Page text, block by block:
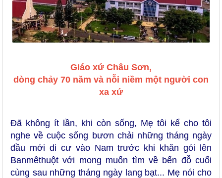
Giáo xứ Châu Sơn,
dòng chảy 70 năm và nỗi niềm một người con
xa xứ
Đã không ít lần, khi còn sống, Mẹ tôi kể cho tôi
nghe về cuộc sống bươn chải những tháng ngày
đầu mới di cư vào Nam trước khi khăn gói lên
Banmêthuột với mong muốn tìm về bến đỗ cuối
cùng sau những tháng ngày lang bạt... Mẹ nói cho